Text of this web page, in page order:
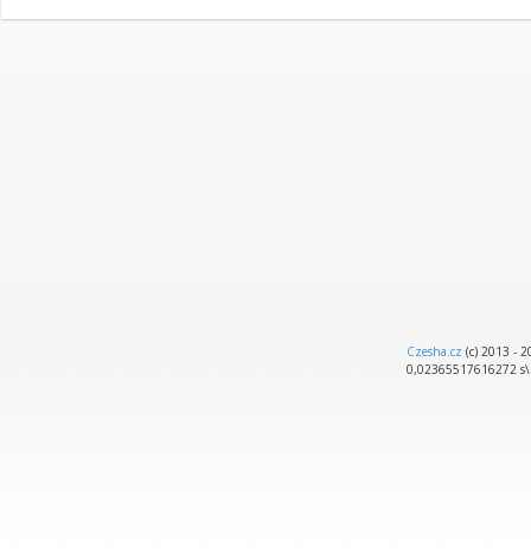
Czesha.cz (c) 2013 -
0,02365517616272